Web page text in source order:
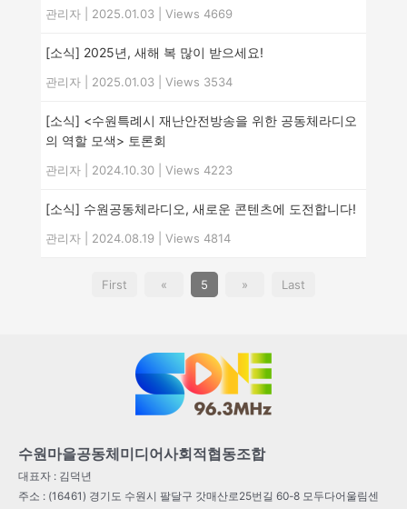
관리자 2025.01.03 Views 4669
[소식] 2025년, 새해 복 많이 받으세요!
관리자 2025.01.03 Views 3534
[소식] <수원특례시 재난안전방송을 위한 공동체라디오
의 역할 모색> 토론회
관리자 2024.10.30 Views 4223
[소식] 수원공동체라디오, 새로운 콘텐츠에 도전합니다!
관리자 2024.08.19 Views 4814
First « 5 » Last
수원마을공동체미디어사회적협동조합
대표자 : 김덕년
주소 : (16461) 경기도 수원시 팔달구 갓매산로25번길 60-8 모두다어울림센